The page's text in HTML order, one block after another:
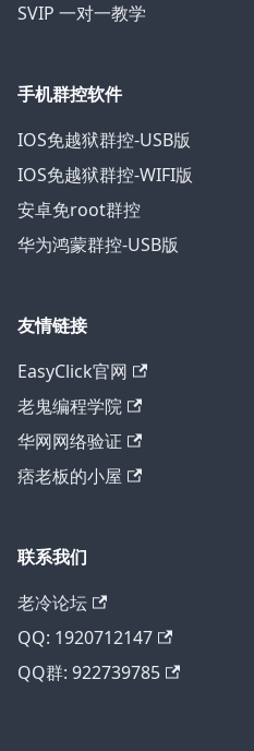
SVIP 一对一教学
手机群控软件
IOS免越狱群控-USB版
IOS免越狱群控-WIFI版
安卓免root群控
华为鸿蒙群控-USB版
友情链接
EasyClick官网
老鬼编程学院
华网网络验证
痞老板的小屋
联系我们
老冷论坛
QQ: 1920712147
QQ群: 922739785